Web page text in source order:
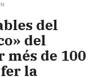
del
del
més de 100
la